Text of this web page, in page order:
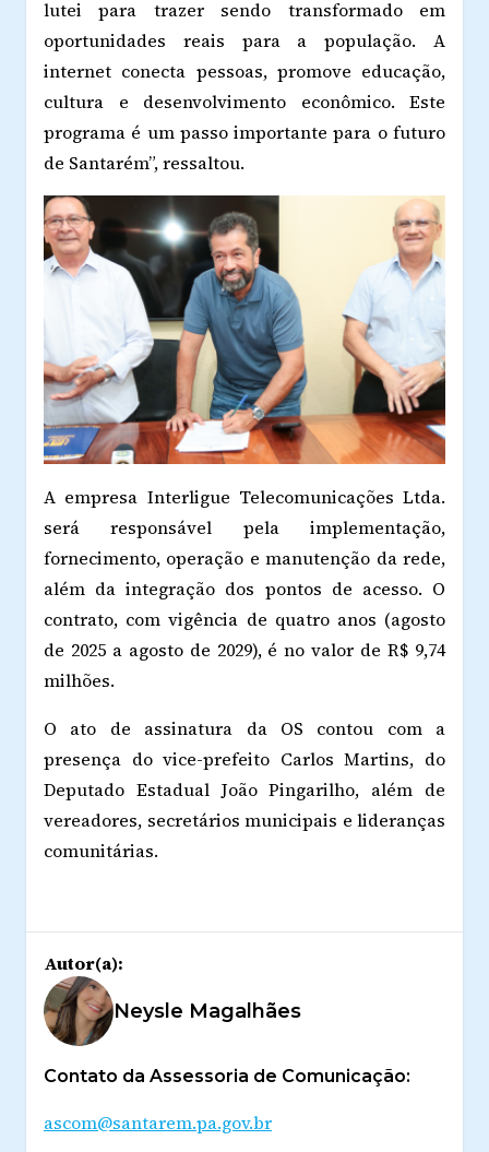
lutei para trazer sendo transformado em
oportunidades reais para a população. A
internet conecta pessoas, promove educação,
cultura e desenvolvimento econômico. Este
programa é um passo importante para o futuro
de Santarém”, ressaltou.
A empresa Interligue Telecomunicações Ltda.
será responsável pela implementação,
fornecimento, operação e manutenção da rede,
além da integração dos pontos de acesso. O
contrato, com vigência de quatro anos (agosto
de 2025 a agosto de 2029), é no valor de R$ 9,74
milhões.
O ato de assinatura da OS contou com a
presença do vice-prefeito Carlos Martins, do
Deputado Estadual João Pingarilho, além de
vereadores, secretários municipais e lideranças
comunitárias.
Autor(a):
Neysle Magalhães
Contato da Assessoria de Comunicação:
ascom@santarem.pa.gov.br